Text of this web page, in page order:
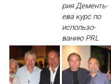
рия Де­менть­
ева курс по
ис­поль­зо­
ванию PRL